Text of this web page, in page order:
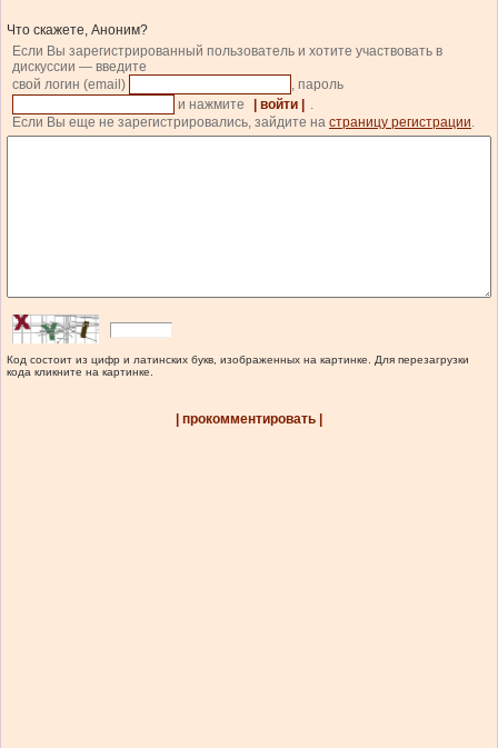
Что скажете, Аноним?
Если Вы зарегистрированный пользователь и хотите участвовать в
дискуссии — введите
свой логин (email)
, пароль
и нажмите
| войти |
.
Если Вы еще не зарегистрировались, зайдите на страницу регистрации.
Код состоит из цифр и латинских букв, изображенных на картинке. Для перезагрузки
кода кликните на картинке.
| прокомментировать |